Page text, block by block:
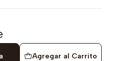
Agregar al Carrito